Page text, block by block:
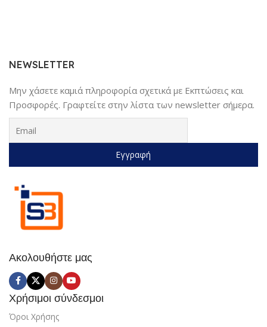
Ακολουθήστε μας
Χρήσιμοι σύνδεσμοι
Όροι Χρήσης
NEWSLETTER
Μην χάσετε καμιά πληροφορία σχετικά με Εκπτώσεις και
Προσφορές. Γραφτείτε στην λίστα των newsletter σήμερα.